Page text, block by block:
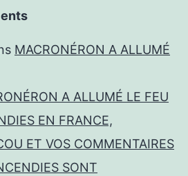
MACRONÉRON A ALLUMÉ
A ALLUMÉ LE FEU
EN FRANCE,
ET VOS COMMENTAIRES
SONT